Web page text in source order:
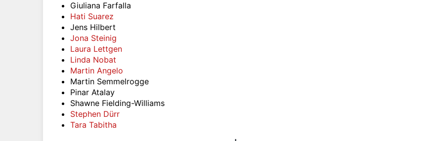
Giuliana Farfalla
Hati Suarez
Jens Hilbert
Jona Steinig
Laura Lettgen
Linda Nobat
Martin Angelo
Martin Semmelrogge
Pinar Atalay
Shawne Fielding-Williams
Stephen Dürr
Tara Tabitha